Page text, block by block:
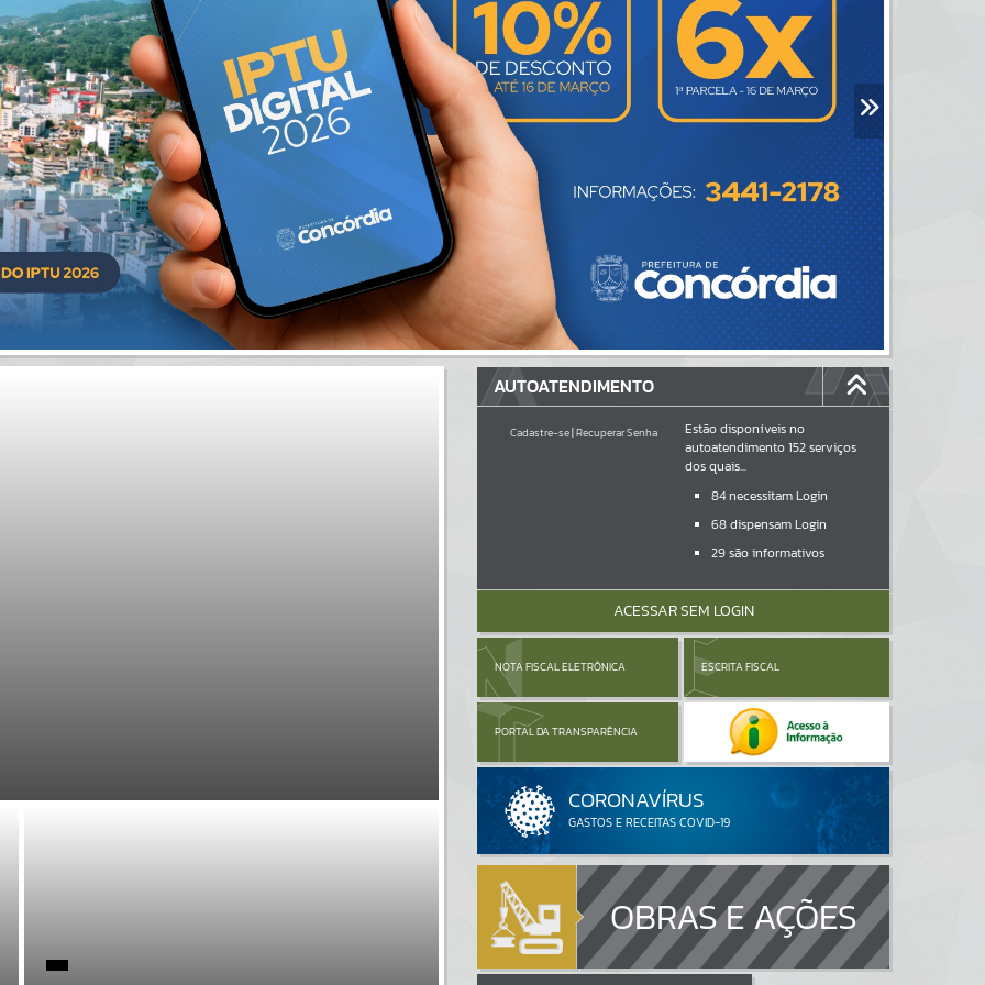
AUTOATENDIMENTO
Cadastre-se|Recuperar Senha
Estão disponíveis no
autoatendimento152serviços
dos quais...
84necessitam Login
68dispensam Login
29são informativos
ACESSAR SEM LOGIN
NOTA FISCAL ELETRÔNICA ESCRITA FISCAL
PORTAL DA TRANSPARÊNCIA
OBRAS E AÇÕES